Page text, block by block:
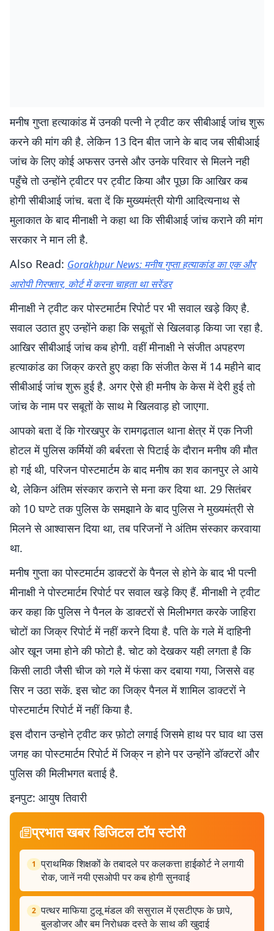
मनीष गुप्ता हत्याकांड में उनकी पत्नी ने ट्वीट कर सीबीआई जांच शुरू
करने की मांग की है. लेकिन 13 दिन बीत जाने के बाद जब सीबीआई
जांच के लिए कोई अफसर उनसे और उनके परिवार से मिलने नही
पहुँचे तो उन्होंने ट्वीटर पर ट्वीट किया और पूछा कि आखिर कब
होगी सीबीआई जांच. बता दें कि मुख्यमंत्री योगी आदित्यनाथ से
मुलाकात के बाद मीनाक्षी ने कहा था कि सीबीआई जांच कराने की मांग
सरकार ने मान ली है.
Also Read: Gorakhpur News: मनीष गुप्ता हत्याकांड का एक और
आरोपी गिरफ्तार, कोर्ट में करना चाहता था सरेंडर
मीनाक्षी ने ट्वीट कर पोस्टमार्टम रिपोर्ट पर भी सवाल खड़े किए है.
सवाल उठात हुए उन्होंने कहा कि सबूतों से खिलवाड़ किया जा रहा है.
आखिर सीबीआई जांच कब होगी. वहीं मीनाक्षी ने संजीत अपहरण
हत्याकांड का जिक्र करते हुए कहा कि संजीत केस में 14 महीने बाद
सीबीआई जांच शुरू हुई है. अगर ऐसे ही मनीष के केस में देरी हुई तो
जांच के नाम पर सबूतों के साथ मे खिलवाड़ हो जाएगा.
आपको बता दें कि गोरखपुर के रामगढ़ताल थाना क्षेत्र में एक निजी
होटल में पुलिस कर्मियों की बर्बरता से पिटाई के दौरान मनीष की मौत
हो गई थी, परिजन पोस्टमार्टम के बाद मनीष का शव कानपुर ले आये
थेे, लेकिन अंतिम संस्कार कराने से मना कर दिया था. 29 सितंबर
को 10 घण्टे तक पुलिस के समझाने के बाद पुलिस ने मुख्यमंत्री से
मिलने से आश्वासन दिया था, तब परिजनों ने अंतिम संस्कार करवाया
था.
मनीष गुप्ता का पोस्टमार्टम डाक्टरों के पैनल से होने के बाद भी पत्नी
मीनाक्षी ने पोस्टमार्टम रिपोर्ट पर सवाल खड़े किए हैं. मीनाक्षी ने ट्वीट
कर कहा कि पुलिस ने पैनल के डाक्टरों से मिलीभगत करके जाहिरा
चोटों का जिक्र रिपोर्ट में नहीं करने दिया है. पति के गले में दाहिनी
ओर खून जमा होने की फोटो है. चोट को देखकर यही लगता है कि
किसी लाठी जैसी चीज को गले में फंसा कर दबाया गया, जिससे वह
सिर न उठा सकें. इस चोट का जिक्र पैनल में शामिल डाक्टरों ने
पोस्टमार्टम रिपोर्ट में नहीं किया है.
इस दौरान उन्होने ट्वीट कर फ़ोटो लगाई जिसमे हाथ पर घाव था उस
जगह का पोस्टमार्टम रिपोर्ट में जिक्र न होने पर उन्होंने डॉक्टरों और
पुलिस की मिलीभगत बताई है.
इनपुट: आयुष तिवारी
प्रभात खबर डिजिटल टॉप स्टोरी
1 प्राथमिक शिक्षकों के तबादले पर कलकत्ता हाईकोर्ट ने लगायी
रोक, जानें नयी एसओपी पर कब होगी सुनवाई
2 पत्थर माफिया टुलू मंडल की ससुराल में एसटीएफ के छापे,
बुलडोजर और बम निरोधक दस्ते के साथ की खुदाई